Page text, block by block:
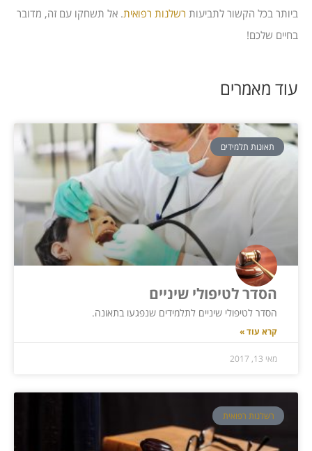
ביותר בכל הקשור לתביעות רשלנות רפואית. אל תשחקו עם זה, מדובר
בחיים שלכם!
עוד מאמרים
תאונות תלמידים
הסדר לטיפולי שיניים
הסדר לטיפולי שיניים לתלמידים שנפגעו בתאונה.
קרא עוד »
מאי 13, 2017
רשלנות רפואית